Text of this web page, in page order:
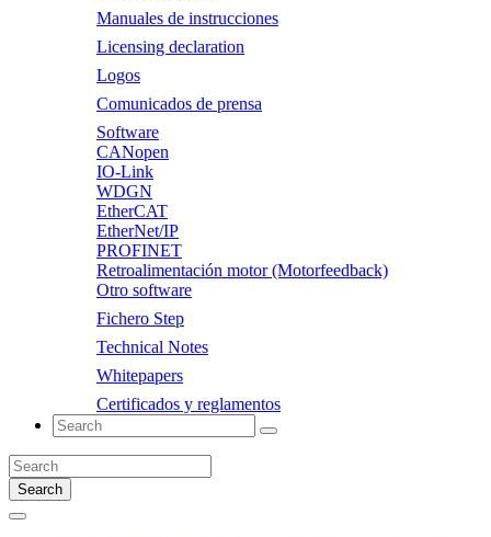
Manuales de instrucciones
Licensing declaration
Logos
Comunicados de prensa
Software
CANopen
IO-Link
WDGN
EtherCAT
EtherNet/IP
PROFINET
Retroalimentación motor (Motorfeedback)
Otro software
Fichero Step
Technical Notes
Whitepapers
Certificados y reglamentos
Search